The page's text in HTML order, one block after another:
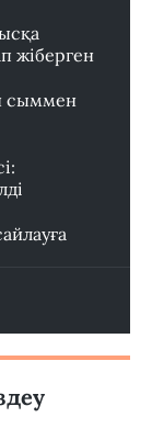
жіберген
сыммен